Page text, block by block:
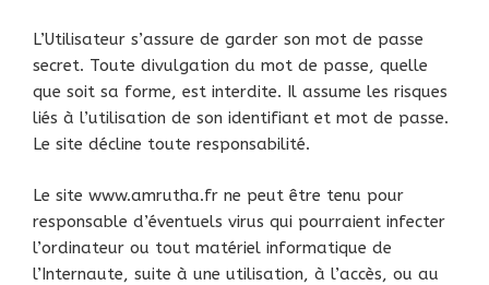
L’Utilisateur s’assure de garder son mot de passe
secret. Toute divulgation du mot de passe, quelle
que soit sa forme, est interdite. Il assume les risques
liés à l’utilisation de son identifiant et mot de passe.
Le site décline toute responsabilité.
Le site www.amrutha.fr ne peut être tenu pour
responsable d’éventuels virus qui pourraient infecter
l’ordinateur ou tout matériel informatique de
l’Internaute, suite à une utilisation, à l’accès, ou au